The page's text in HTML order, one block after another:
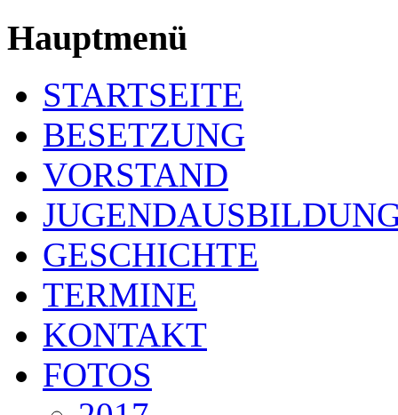
Hauptmenü
STARTSEITE
BESETZUNG
VORSTAND
GESCHICHTE
TERMINE
KONTAKT
FOTOS